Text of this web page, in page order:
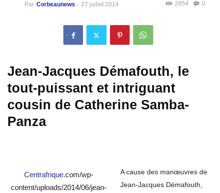
Par Corbeaunews - 27 juillet 2014 0
2654
Jean-Jacques Démafouth, le
tout-puissant et intriguant
cousin de Catherine Samba-
Panza
Centrafrique.com/wp-
content/uploads/2014/06/jean-
A cause des manœuvres de
Jean-Jacques Démafouth,